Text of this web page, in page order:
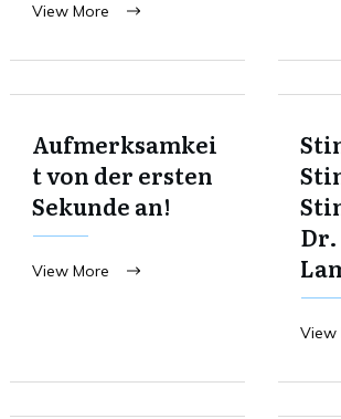
View More
Aufmerksamkei
t von der ersten
Sekunde an!
View More
View